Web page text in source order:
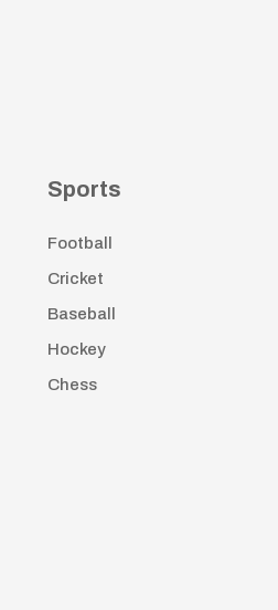
Sports
Football
Cricket
Baseball
Hockey
Chess